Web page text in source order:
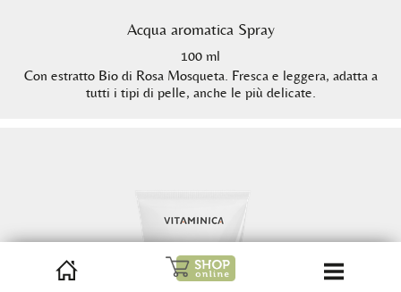
Acqua aromatica Spray
100 ml
Con estratto Bio di Rosa Mosqueta. Fresca e leggera, adatta a
tutti i tipi di pelle, anche le più delicate.